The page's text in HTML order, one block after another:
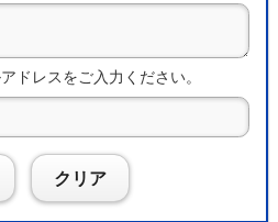
ドレスをご入力ください。
クリア